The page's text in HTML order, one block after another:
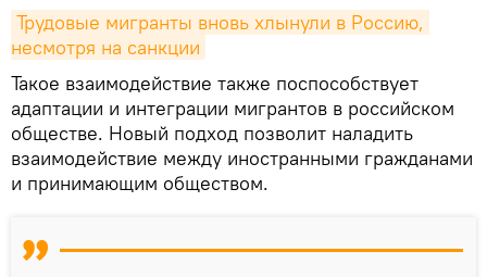
Трудовые мигранты вновь хлынули в Россию,
несмотря на санкции
Такое взаимодействие также поспособствует
адаптации и интеграции мигрантов в российском
обществе. Новый подход позволит наладить
взаимодействие между иностранными гражданами
и принимающим обществом.